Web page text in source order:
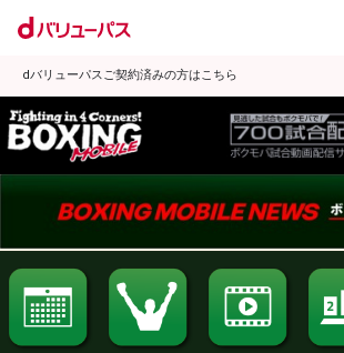
dバリューパスご契約済みの方はこちら